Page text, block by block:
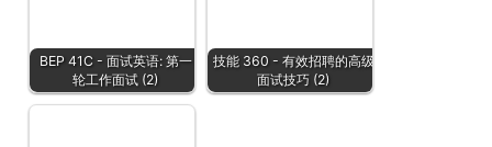
BEP 41C - 面试英语: 第一
轮工作面试 (2)
技能 360 - 有效招聘的高级
面试技巧 (2)